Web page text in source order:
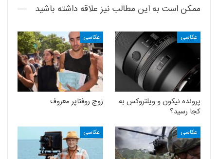
ممکن است به این مطالب نیز علاقه داشته باشید
عکاسی
پرونده نیکون و ویلتروکس به
کجا رسید؟
عکاسی
زوج روفتاپر معروف
عکاسی عکاسی